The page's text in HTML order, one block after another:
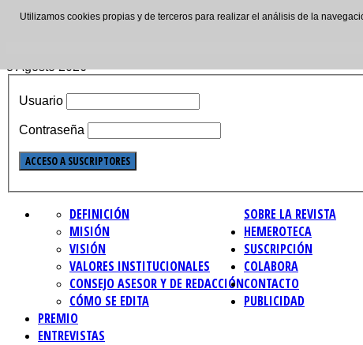
8 Agosto 2026
Usuario
Contraseña
SOBRE LA REVISTA
DEFINICIÓN
MISIÓN
VISIÓN
VALORES INSTITUCIONALES
CONSEJO ASESOR Y DE REDACCIÓN
CÓMO SE EDITA
HEMEROTECA
SUSCRIPCIÓN
COLABORA
CONTACTO
PUBLICIDAD
PREMIO
ENTREVISTAS
Utilizamos cookies propias y de terceros para realizar el análisis de la